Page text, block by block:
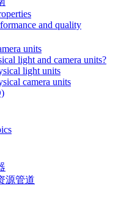
and quality
units
light and camera units?
light units
camera units
源管道